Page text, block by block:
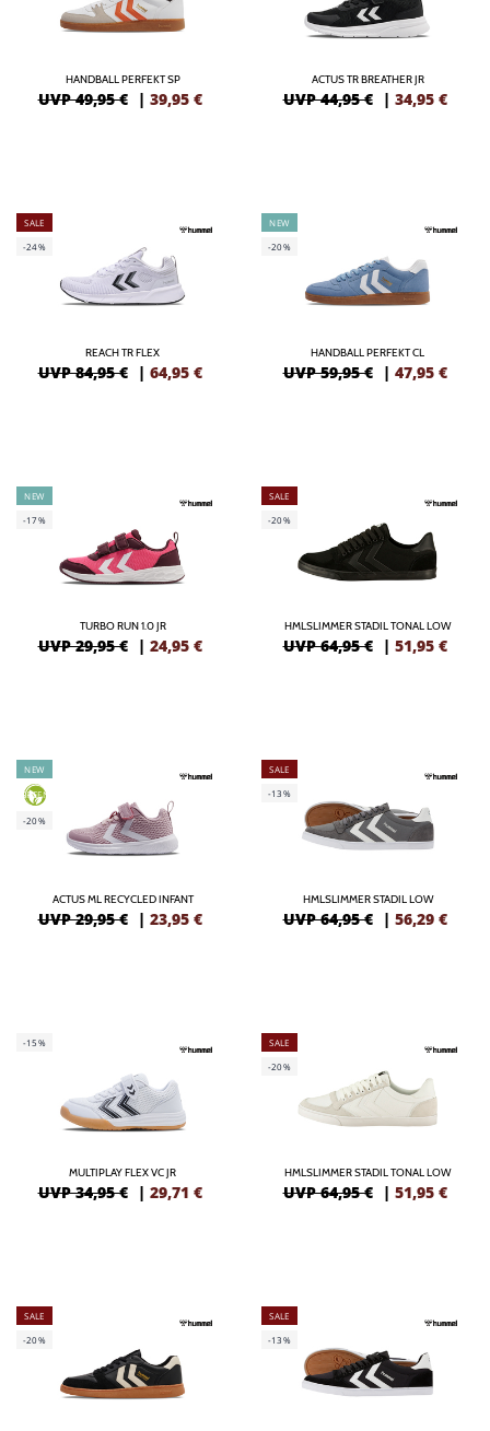
HANDBALL PERFEKT SP
UVP 49,95 € | 39,95 €
ACTUS TR BREATHER JR
UVP 44,95 € | 34,95 €
SALE
-24%
REACH TR FLEX
UVP 84,95 € | 64,95 €
NEW
-20%
HANDBALL PERFEKT CL
UVP 59,95 € | 47,95 €
NEW
-17%
TURBO RUN 1.0 JR
UVP 29,95 € | 24,95 €
SALE
-20%
HMLSLIMMER STADIL TONAL LOW
UVP 64,95 € | 51,95 €
NEW
GREEN
-20%
ACTUS ML RECYCLED INFANT
UVP 29,95 € | 23,95 €
SALE
-13%
HMLSLIMMER STADIL LOW
UVP 64,95 € | 56,29 €
-15%
MULTIPLAY FLEX VC JR
UVP 34,95 € | 29,71 €
SALE
-20%
HMLSLIMMER STADIL TONAL LOW
UVP 64,95 € | 51,95 €
SALE
-20%
SALE
-13%